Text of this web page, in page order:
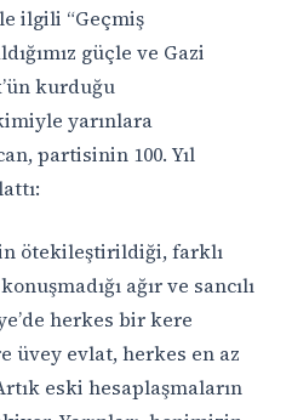
ilgili “Geçmiş
güçle ve Gazi
kurduğu
yarınlara
partisinin 100. Yıl
ötekileştirildiği, farklı
ağır ve sancılı
’de herkes bir kere
üvey evlat, herkes en az
eski hesaplaşmaların